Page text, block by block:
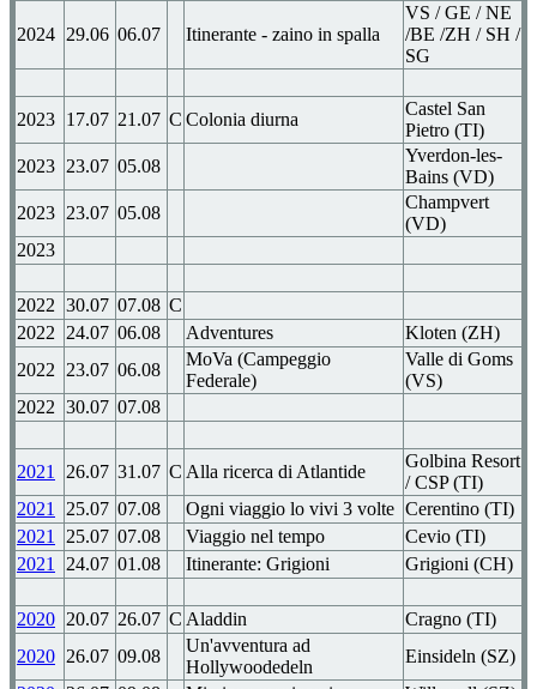
2024 29.06 06.07 Itinerante - zaino in spalla
VS / GE / NE
/BE /ZH / SH /
SG
2023 17.07 21.07 C Colonia diurna
Castel San
Pietro (TI)
2023 23.07 05.08
Yverdon-les-
Bains (VD)
2023 23.07 05.08
Champvert
(VD)
2023
2022 30.07 07.08 C
2022
24.07 06.08 Adventures
Kloten (ZH)
2022
23.07 06.08
MoVa (Campeggio
Federale)
Valle di Goms
(VS)
2022 30.07 07.08
2021 26.07 31.07 C Alla ricerca di Atlantide
Golbina Resort
/ CSP (TI)
2021
25.07 07.08 Ogni viaggio lo vivi 3 volte Cerentino (TI)
2021
25.07 07.08 Viaggio nel tempo
Cevio (TI)
2021
24.07 01.08 Itinerante: Grigioni Grigioni (CH)
2020 20.07 26.07 C Aladdin
Cragno (TI)
2020 26.07 09.08
Un'avventura ad
Hollywoodedeln
Einsideln (SZ)